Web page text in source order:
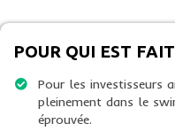
POUR QUI EST
Pour les investisseurs
pleinement dans le
éprouvée.